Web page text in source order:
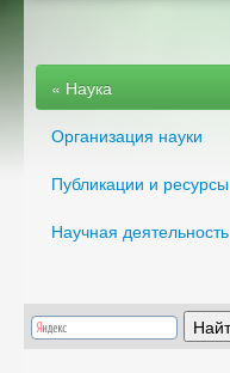
« Наука
Организация науки
Публикации и ресурсы
Научная деятельность